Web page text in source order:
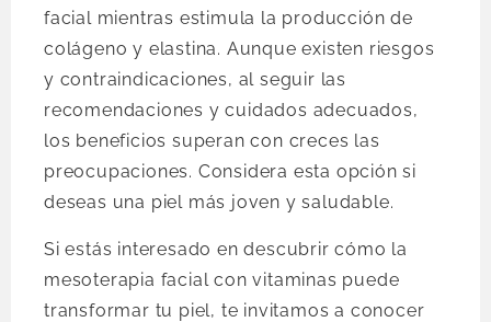
facial mientras estimula la producción de
colágeno y elastina. Aunque existen riesgos
y contraindicaciones, al seguir las
recomendaciones y cuidados adecuados,
los beneficios superan con creces las
preocupaciones. Considera esta opción si
deseas una piel más joven y saludable.
Si estás interesado en descubrir cómo la
mesoterapia facial con vitaminas puede
transformar tu piel, te invitamos a conocer